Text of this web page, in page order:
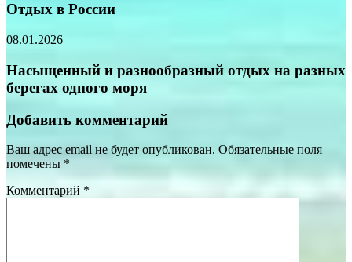
Отдых в России
08.01.2026
Насыщенный и разнообразный отдых на разных
берегах одного моря
Добавить комментарий
Ваш адрес email не будет опубликован. Обязательные поля
помечены *
Комментарий *